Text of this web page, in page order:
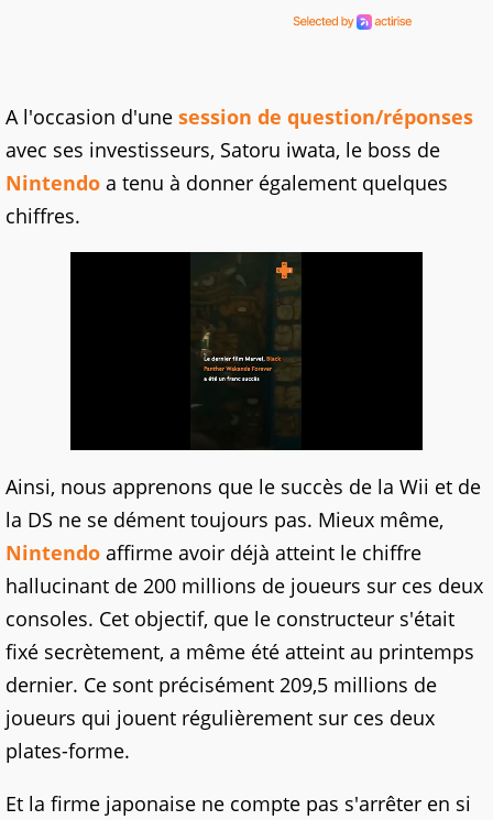
A l'occasion d'une session de question/réponses
avec ses investisseurs, Satoru iwata, le boss de
Nintendo a tenu à donner également quelques
chiffres.
Ainsi, nous apprenons que le succès de la Wii et de
la DS ne se dément toujours pas. Mieux même,
Nintendo affirme avoir déjà atteint le chiffre
hallucinant de 200 millions de joueurs sur ces deux
consoles. Cet objectif, que le constructeur s'était
fixé secrètement, a même été atteint au printemps
dernier. Ce sont précisément 209,5 millions de
joueurs qui jouent régulièrement sur ces deux
plates-forme.
Et la firme japonaise ne compte pas s'arrêter en si